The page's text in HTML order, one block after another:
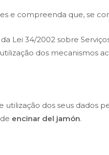
e compreenda que, se
Lei 34/2002 sobre
dos mecanismos
dos seus dados
encinar del jamón.